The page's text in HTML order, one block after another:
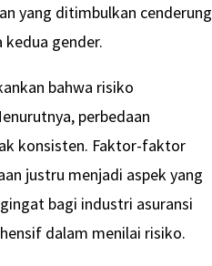
yang ditimbulkan cenderung
gender.
bahwa risiko
perbedaan
konsisten. Faktor-faktor
justru menjadi aspek yang
bagi industri asuransi
dalam menilai risiko.